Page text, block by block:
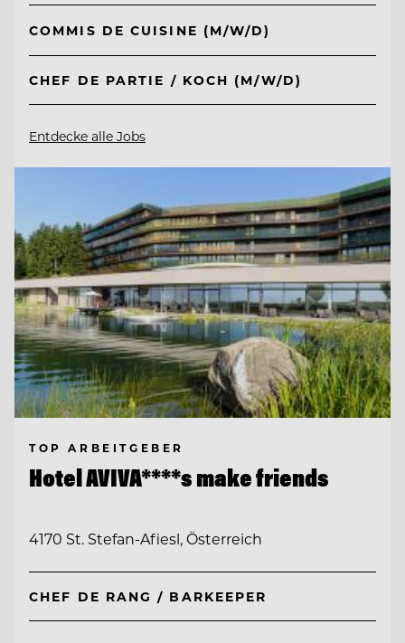
COMMIS DE CUISINE (M/W/D)
CHEF DE PARTIE / KOCH (M/W/D)
Entdecke alle Jobs
TOP ARBEITGEBER
Hotel AVIVA****s make friends
4170 St. Stefan-Afiesl, Österreich
CHEF DE RANG / BARKEEPER